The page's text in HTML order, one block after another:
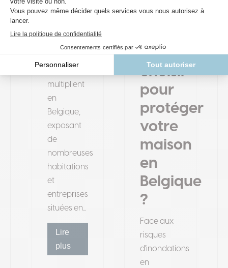
?
Les
épisodes
multiplient
en
Belgique,
exposant
de
nombreuses
habitations
et
entreprises
situées en...
Lire
plus
panneaux
inondation
choisir
pour
protéger
votre
maison
en
Belgique
?
Face aux
risques
d'inondations
en